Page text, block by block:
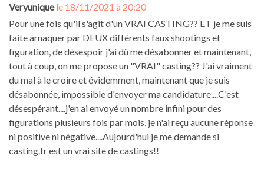
Veryunique le 18/11/2021 à 20:20
Pour une fois qu'il s'agit d'un VRAI CASTING?? ET je me suis
faite arnaquer par DEUX différents faux shootings et
figuration, de désespoir j'ai dû me désabonner et maintenant,
tout à coup, on me propose un "VRAI" casting?? J'ai vraiment
du mal à le croire et évidemment, maintenant que je suis
désabonnée, impossible d'envoyer ma candidature....C'est
désespérant....j'en ai envoyé un nombre infini pour des
figurations plusieurs fois par mois, je n'ai reçu aucune réponse
ni positive ni négative....Aujourd'hui je me demande si
casting.fr est un vrai site de castings!!